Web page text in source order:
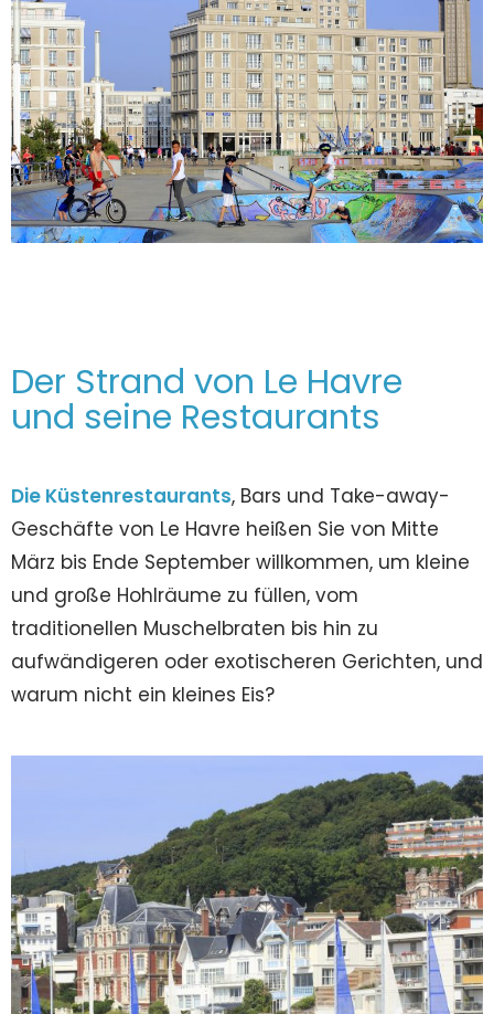
Der Strand von Le Havre
und seine Restaurants
Die Küstenrestaurants, Bars und Take-away-
Geschäfte von Le Havre heißen Sie von Mitte
März bis Ende September willkommen, um kleine
und große Hohlräume zu füllen, vom
traditionellen Muschelbraten bis hin zu
aufwändigeren oder exotischeren Gerichten, und
warum nicht ein kleines Eis?